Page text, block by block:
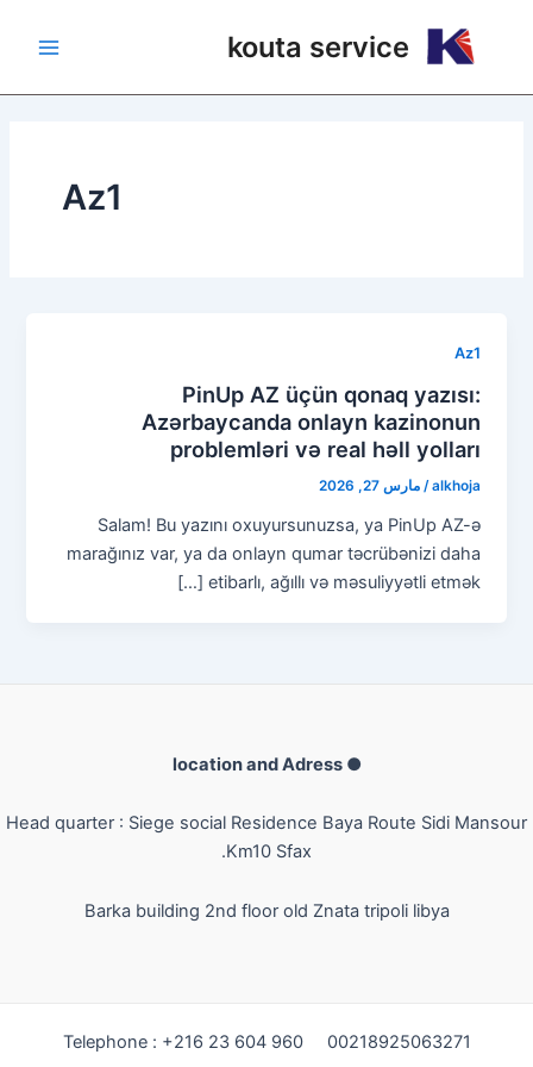
المحتوى
kouta service
Az1
Az1
PinUp AZ üçün qonaq yazısı:
Azərbaycanda onlayn kazinonun
problemləri və real həll yolları
alkhoja
/مارس 27, 2026
Salam! Bu yazını oxuyursunuzsa, ya PinUp AZ-ə
marağınız var, ya da onlayn qumar təcrübənizi daha
etibarlı, ağıllı və məsuliyyətli etmək […]
● location and Adress
Head quarter : Siege social Residence Baya Route Sidi Mansour
Km10 Sfax.
Barka building 2nd floor old Znata tripoli libya
Telephone : +216 23 604 960 00218925063271